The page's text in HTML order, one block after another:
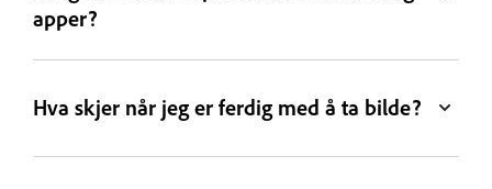
apper?
Hva skjer når jeg er ferdig med å ta bilde?